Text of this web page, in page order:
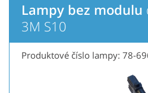
Lampy bez modulu
3M S10
Produktové číslo lampy: 78-